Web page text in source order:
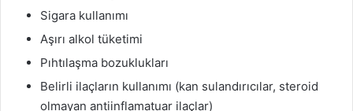
Sigara kullanımı
Aşırı alkol tüketimi
Pıhtılaşma bozuklukları
Belirli ilaçların kullanımı (kan sulandırıcılar, steroid
olmayan antiinflamatuar ilaçlar)